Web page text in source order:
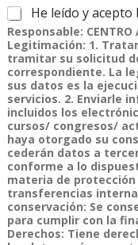
f
o
n
o
y
A
c
u
e
r
d
o
A
c
u
e
r
d
o
R
G
P
D
*
He leído y acepto
Responsable: CENTRO
Legitimación: 1.
tramitar su solicitud
correspondiente. La
sus datos es la
servicios. 2. Enviarle
incluidos los
cursos/ congresos/
haya otorgado su
cederán datos a
conforme a lo
materia de
transferencias
conservación: Se
para cumplir con la
Derechos: Tiene